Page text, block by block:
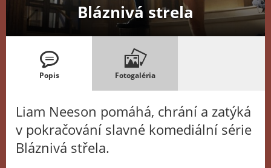
Bláznivá strela
Popis Fotogaléria
Liam Neeson pomáhá, chrání a zatýká
v pokračování slavné komediální série
Bláznivá střela.